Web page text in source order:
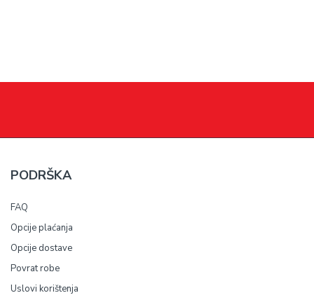
PODRŠKA
FAQ
Opcije plaćanja
Opcije dostave
Povrat robe
Uslovi korištenja